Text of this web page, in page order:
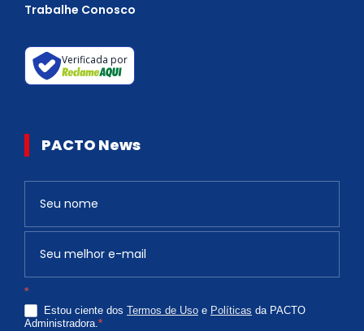
Trabalhe Conosco
Verificada por
PACTO News
*
Estou ciente dos Termos de Uso e Políticas da PACTO
Administradora.*
v
ê